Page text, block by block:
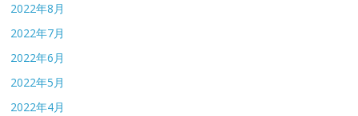
2022年8月
2022年7月
2022年6月
2022年5月
2022年4月